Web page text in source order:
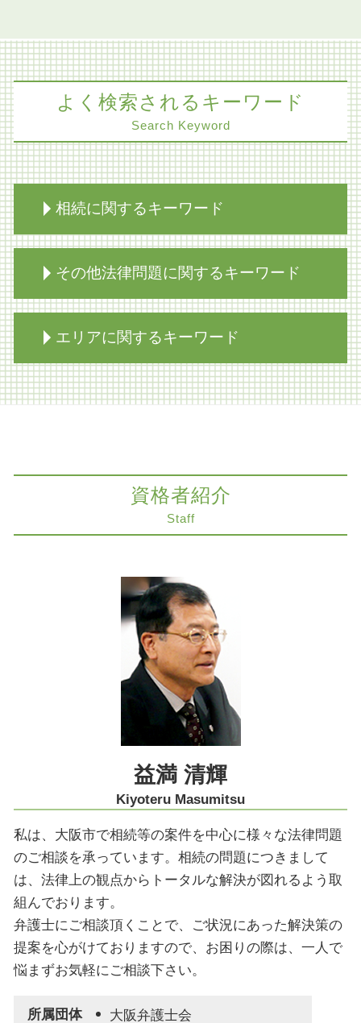
よく検索されるキーワード
Search Keyword
相続に関するキーワード
相続放棄手続き 裁判所
相続 兄弟 不公平
事業承継 弁護士
限定承認 賃貸
遺留分侵害額請求 時効
家族信託 不動産
限定承認 注意点
相続人 連絡 取れない
遺言書 検認 申立
相続 遺産分割協議書
その他法律問題に関するキーワード
コーポレートガバナンス 問題点
商取引
医療過誤 冤罪
医療過誤 相談
コンプライアンス パワハラ
医療過誤 保険
医療過誤 補償
カルテ 削除請求
医療過誤 高齢者 損害賠償
建物 明け渡し 強制執行
組織再編 会社法
エリアに関するキーワード
家族信託 神戸市 弁護士
相続 大阪市 弁護士
交通事故 大阪市 弁護士
医療過誤 奈良市 弁護士
遺産分割協議 神戸市 弁護士
不動産トラブル 奈良市 弁護士
労働問題 大阪市
医療過誤 京都市 弁護士
コンプライアンス 大阪市 弁護士
相続 京都市 弁護士
交通事故 神戸市 弁護士
医療過誤 神戸市 弁護士
生前対策 大阪市 弁護士
遺産分割協議 大阪市 弁護士
家族信託 大阪市 弁護士
資格者紹介
Staff
益満 清輝
Kiyoteru Masumitsu
私は、大阪市で相続等の案件を中心に様々な法律問題
のご相談を承っています。相続の問題につきまして
は、法律上の観点からトータルな解決が図れるよう取
組んでおります。
弁護士にご相談頂くことで、ご状況にあった解決策の
提案を心がけておりますので、お困りの際は、一人で
悩まずお気軽にご相談下さい。
所属団体 大阪弁護士会